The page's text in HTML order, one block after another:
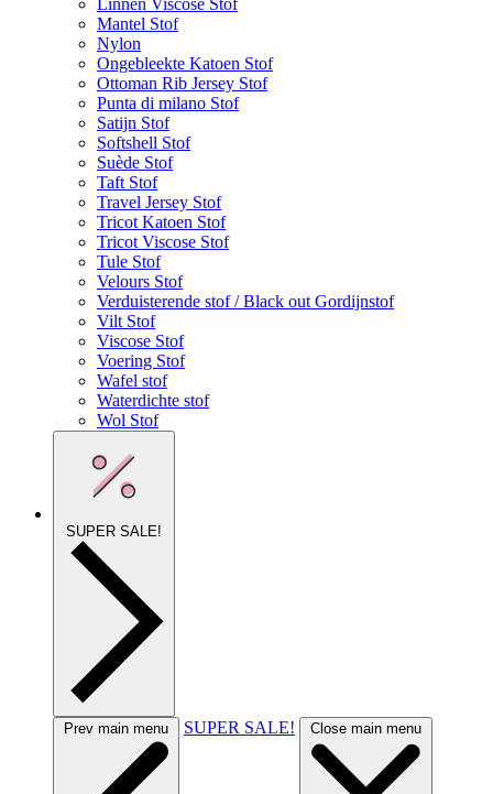
Mantel Stof
Nylon
Ongebleekte Katoen Stof
Ottoman Rib Jersey Stof
Punta di milano Stof
Satijn Stof
Softshell Stof
Suède Stof
Taft Stof
Travel Jersey Stof
Tricot Katoen Stof
Tricot Viscose Stof
Tule Stof
Velours Stof
Verduisterende stof / Black out Gordijnstof
Vilt Stof
Viscose Stof
Voering Stof
Wafel stof
Waterdichte stof
Wol Stof
SUPER SALE!
Prev main menu SUPER SALE! Close main menu